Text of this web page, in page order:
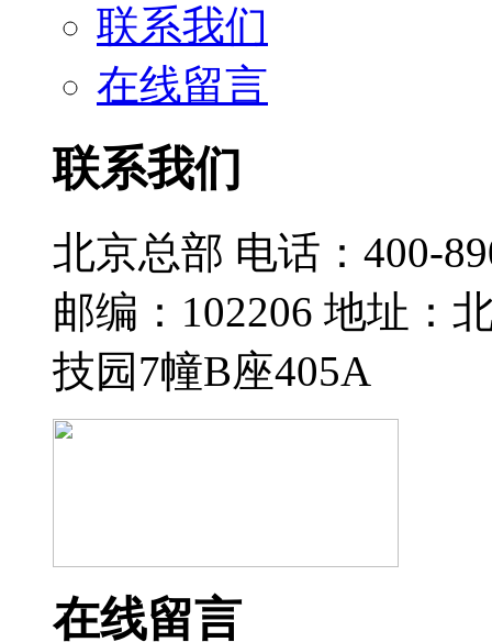
联系我们
在线留言
联系我们
北京总部 电话：400-
邮编：102206 地址：
技园7幢B座405A
在线留言